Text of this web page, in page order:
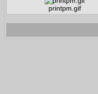
printpm.gif